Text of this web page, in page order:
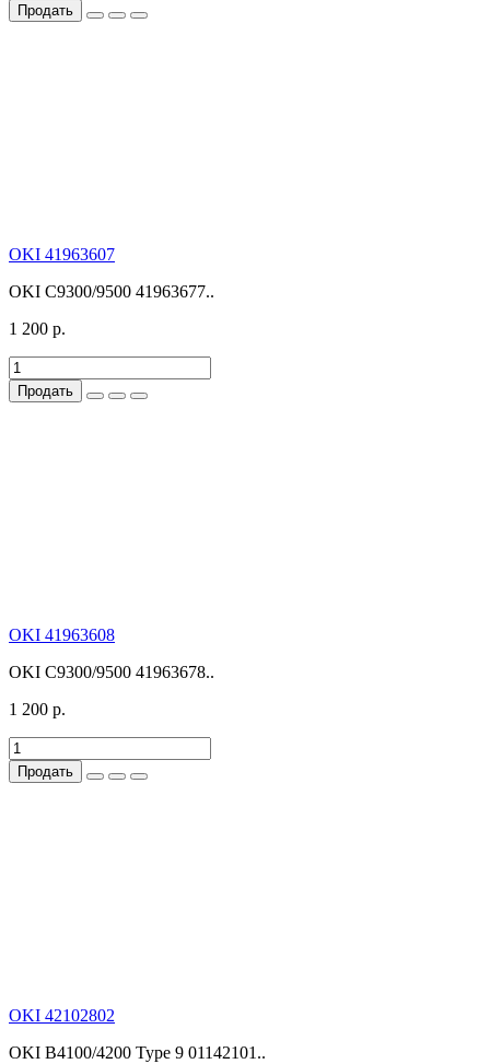
Продать
OKI 41963607
OKI C9300/9500 41963677..
1 200 р.
Продать
OKI 41963608
OKI C9300/9500 41963678..
1 200 р.
Продать
OKI 42102802
OKI В4100/4200 Type 9 01142101..